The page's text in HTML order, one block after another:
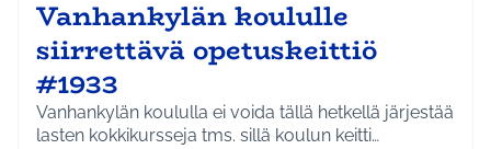
Vanhankylän koululle
siirrettävä opetuskeittiö
#1933
Vanhankylän koululla ei voida tällä hetkellä järjestää
lasten kokkikursseja tms. sillä koulun keitti…